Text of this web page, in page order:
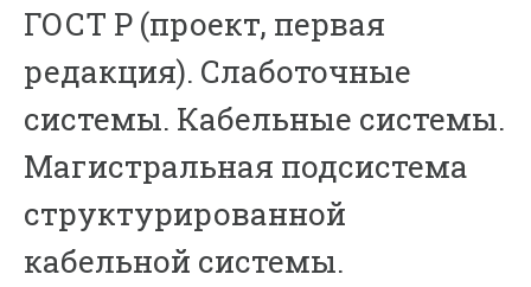
ГОСТ Р (проект, первая
редакция). Слаботочные
системы. Кабельные системы.
Магистральная подсистема
структурированной
кабельной системы.